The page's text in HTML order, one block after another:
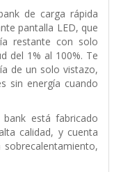
de carga rápida
pantalla LED, que
restante con solo
del 1% al 100%. Te
de un solo vistazo,
sin energía cuando
está fabricado
calidad, y cuenta